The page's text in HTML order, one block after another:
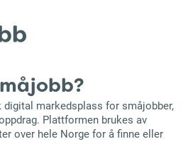
digital markedsplass for småjobber,
Plattformen brukes av
over hele Norge for å finne eller